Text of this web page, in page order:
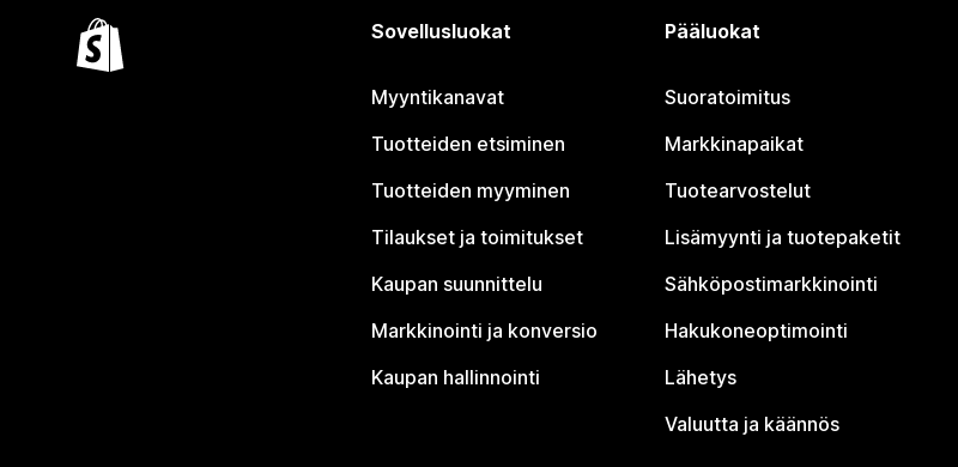
Sovellusluokat
Myyntikanavat
Tuotteiden etsiminen
Tuotteiden myyminen
Tilaukset ja toimitukset
Kaupan suunnittelu
Markkinointi ja konversio
Kaupan hallinnointi
Pääluokat
Suoratoimitus
Markkinapaikat
Tuotearvostelut
Lisämyynti ja tuotepaketit
Sähköpostimarkkinointi
Hakukoneoptimointi
Lähetys
Valuutta ja käännös